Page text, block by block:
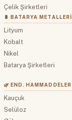
Çelik Şirketleri
🔋 BATARYA METALLERI
Lityum
Kobalt
Nikel
Batarya Şirketleri
🌿 END. HAMMADDELER
Kauçuk
Selüloz